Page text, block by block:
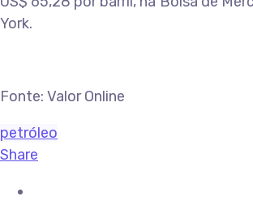
York.
Fonte: Valor Online
petróleo
Share